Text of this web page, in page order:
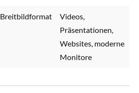
Breitbildformat
Videos,
Präsentationen,
Websites, moderne
Monitore